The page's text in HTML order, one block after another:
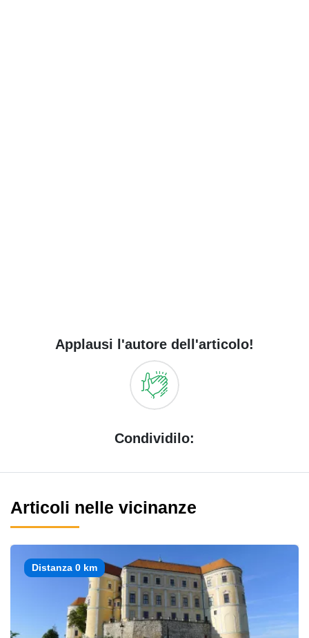
Applausi l'autore dell'articolo!
Condividilo:
Articoli nelle vicinanze
Distanza 0 km